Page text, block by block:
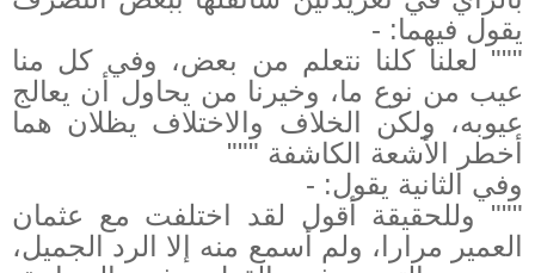
يقول فيهما: -
""" لعلنا كلنا نتعلم من بعض، وفي كل منا
عيب من نوع ما، وخيرنا من يحاول أن يعالج
عيوبه، ولكن الخلاف والاختلاف يظلان هما
أخطر الأشعة الكاشفة """
وفي الثانية يقول: -
""" وللحقيقة أقول لقد اختلفت مع عثمان
العمير مرارا، ولم أسمع منه إلا الرد الجميل،